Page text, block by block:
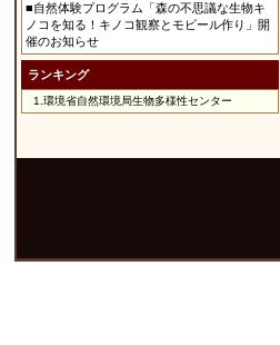
■自然体験プログラム「森の不思議な生物キ
ノコを知る！キノコ観察とモビール作り」開
催のお知らせ
ランキング
1. 環境省自然環境局生物多様性センター